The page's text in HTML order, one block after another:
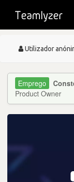
Toggle
Utilizador
Product Owner